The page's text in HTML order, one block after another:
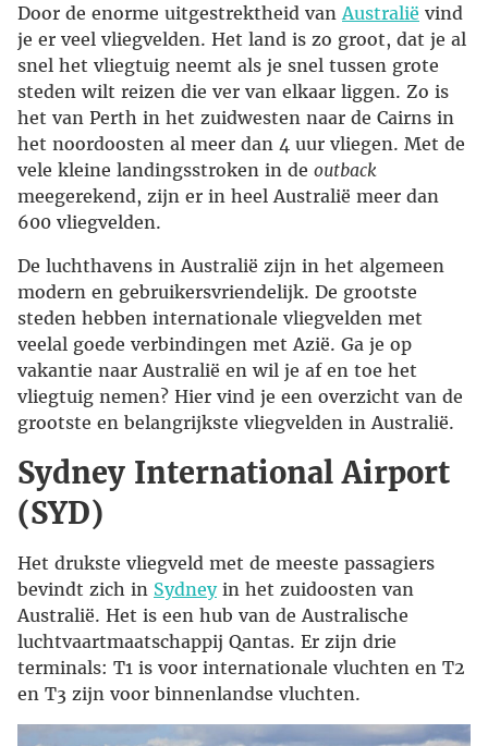
Door de enorme uitgestrektheid van Australië vind
je er veel vliegvelden. Het land is zo groot, dat je al
snel het vliegtuig neemt als je snel tussen grote
steden wilt reizen die ver van elkaar liggen. Zo is
het van Perth in het zuidwesten naar de Cairns in
het noordoosten al meer dan 4 uur vliegen. Met de
vele kleine landingsstroken in de outback
meegerekend, zijn er in heel Australië meer dan
600 vliegvelden.
De luchthavens in Australië zijn in het algemeen
modern en gebruikersvriendelijk. De grootste
steden hebben internationale vliegvelden met
veelal goede verbindingen met Azië. Ga je op
vakantie naar Australië en wil je af en toe het
vliegtuig nemen? Hier vind je een overzicht van de
grootste en belangrijkste vliegvelden in Australië.
Sydney International Airport
(SYD)
Het drukste vliegveld met de meeste passagiers
bevindt zich in Sydneyin het zuidoosten van
Australië. Het is een hub van de Australische
luchtvaartmaatschappij Qantas. Er zijn drie
terminals: T1 is voor internationale vluchten en T2
en T3 zijn voor binnenlandse vluchten.